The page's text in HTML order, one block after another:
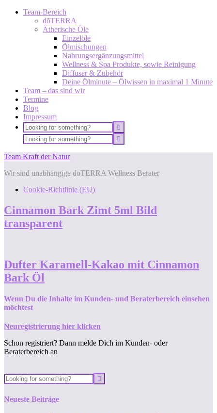
Team-Bereich
dōTERRA
Ätherische Öle
Einzelöle
Ölmischungen
Nahrungsergänzungsmittel
Wellness & Spa Produkte, sowie Reinigung
Diffuser & Zubehör
Deine Ölminute – Ölwissen in maximal 1 Minute
Team – das sind wir
Termine
Blog
Impressum
Team Kraft der Natur
Wir sind unabhängige doTERRA Wellness Berater
Cookie-Richtlinie (EU)
Cinnamon Bark Zimt 5ml Bild
transparent
Dufter Karamell-Kakao mit Cinnamon
Bark Öl
Wenn Du die Inhalte im Kunden- und Beraterbereich einsehen
möchtest
Neuregistrierung hier klicken
Schon registriert? Dann melde Dich im Kunden- oder
Beraterbereich an
Neueste Beiträge